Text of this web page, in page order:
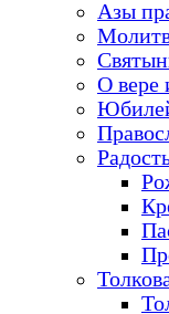
Азы
О вере